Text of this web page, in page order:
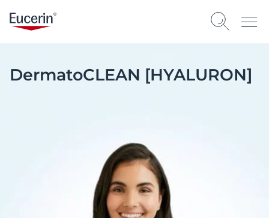
DermatoCLEAN [HYALURON]